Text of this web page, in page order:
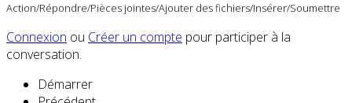
Action/Répondre/Pièces jointes/Ajouter des fichiers/Insérer/Soumettre
Connexion ou Créer un compte pour participer à la
conversation.
Démarrer